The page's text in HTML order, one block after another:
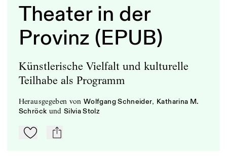
Theater in der
Provinz (EPUB)
Künstlerische Vielfalt und kulturelle
Teilhabe als Programm
herausgegeben von Wolfgang Schneider, Katharina M.
Schröck und Silvia Stolz
Zu Mein-TdZ hinzufügen
mail